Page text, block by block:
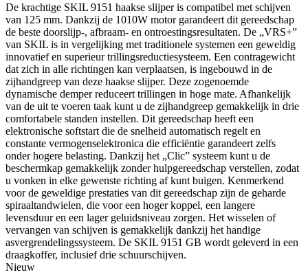
De krachtige SKIL 9151 haakse slijper is compatibel met schijven
van 125 mm. Dankzij de 1010W motor garandeert dit gereedschap
de beste doorslijp-, afbraam- en ontroestingsresultaten. De „VRS+”
van SKIL is in vergelijking met traditionele systemen een geweldig
innovatief en superieur trillingsreductiesysteem. Een contragewicht
dat zich in alle richtingen kan verplaatsen, is ingebouwd in de
zijhandgreep van deze haakse slijper. Deze zogenoemde
dynamische demper reduceert trillingen in hoge mate. Afhankelijk
van de uit te voeren taak kunt u de zijhandgreep gemakkelijk in drie
comfortabele standen instellen. Dit gereedschap heeft een
elektronische softstart die de snelheid automatisch regelt en
constante vermogenselektronica die efficiëntie garandeert zelfs
onder hogere belasting. Dankzij het „Clic” systeem kunt u de
beschermkap gemakkelijk zonder hulpgereedschap verstellen, zodat
u vonken in elke gewenste richting af kunt buigen. Kenmerkend
voor de geweldige prestaties van dit gereedschap zijn de geharde
spiraaltandwielen, die voor een hoger koppel, een langere
levensduur en een lager geluidsniveau zorgen. Het wisselen of
vervangen van schijven is gemakkelijk dankzij het handige
asvergrendelingssysteem. De SKIL 9151 GB wordt geleverd in een
draagkoffer, inclusief drie schuurschijven.
Nieuw